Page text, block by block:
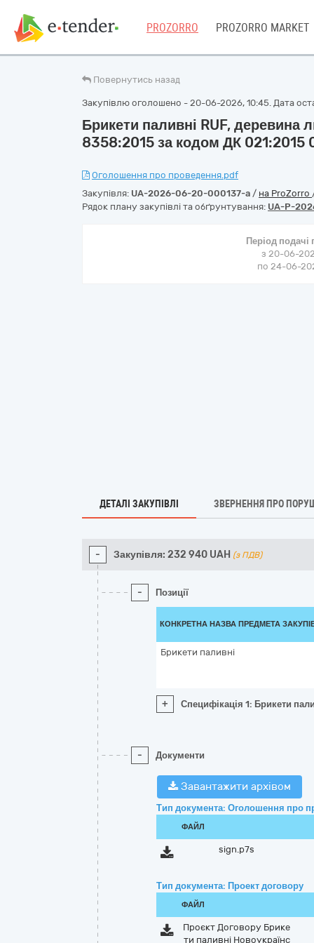
PROZORRO PROZORRO MARKET
Повернутись назад
Закупівлю оголошено - 20-06-2026, 10:45. Дата
Брикети паливні RUF, деревина
8358:2015 за кодом ДК 021:2015
Оголошення про проведення.pdf
Закупівля: UA-2026-06-20-000137-a / на ProZorro
Рядок плану закупівлі та обґрунтування: UA-P-
Період подачі
з 20-06-
по 24-06-
ДЕТАЛІ ЗАКУПІВЛІ ЗВЕРНЕННЯ ПРО
- Закупівля: 232 940 UAH (з ПДВ)
- Позиції
КОНКРЕТНА НАЗВА ПРЕДМЕТА
Брикети паливні
+ Специфікація 1: Брикети
- Документи
Завантажити архівом
Тип документа: Оголошення про
ФАЙЛ
sign.p7s
Тип документа: Проект договору
ФАЙЛ
Проєкт Договору Брике
ти паливні Новоукраїнс